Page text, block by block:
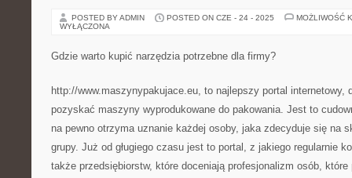
POSTED BY ADMIN POSTED ON CZE - 24 - 2025
MOŻLIWOŚĆ
WYŁĄCZONA
Gdzie warto kupić narzędzia potrzebne dla firmy?
http://www.maszynypakujace.eu, to najlepszy portal internetowy,
pozyskać maszyny wyprodukowane do pakowania. Jest to
na pewno otrzyma uznanie każdej osoby, jaka zdecyduje się na
grupy. Już od gługiego czasu jest to portal, z jakiego regularnie
także przedsiębiorstw, które doceniają profesjonalizm osób,